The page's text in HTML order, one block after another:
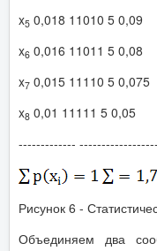
x5 0,018 11010 5 0,09
x6 0,016 11011 5 0,08
x7 0,015 11110 5 0,075
x8 0,01 11111 5 0,05
-------------
Рисунок 6 -
Объединяем два